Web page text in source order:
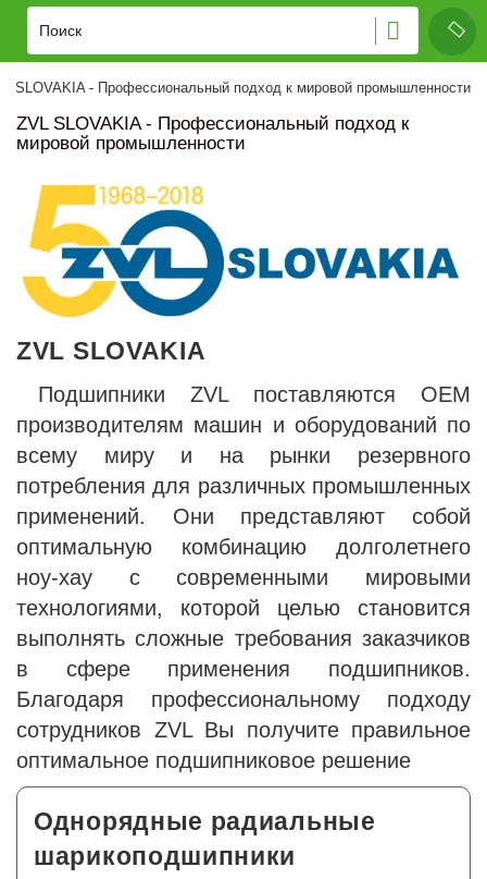
SLOVAKIA - Профессиональный подход к мировой промышленности
ZVL SLOVAKIA - Профессиональный подход к
мировой промышленности
ZVL SLOVAKIA
Подшипники ZVL поставляются ОЕМ
производителям машин и оборудований по
всему миру и на рынки резервного
потребления для различных промышленных
применений. Они представляют собой
оптимальную комбинацию долголетнего
ноу-хау с современными мировыми
технологиями, которой целью становится
выполнять сложные требования заказчиков
в сфере применения подшипников.
Благодаря профессиональному подходу
сотрудников ZVL Вы получите правильное
оптимальное подшипниковое решение
Однорядные радиальные
шарикоподшипники